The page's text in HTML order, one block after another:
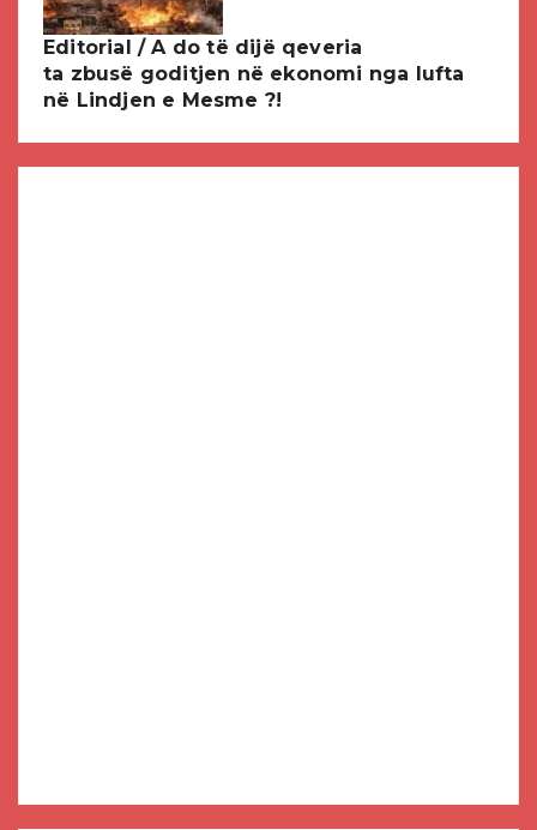
Editorial / A do të dijë qeveria
ta zbusë goditjen në ekonomi nga lufta
në Lindjen e Mesme ?!